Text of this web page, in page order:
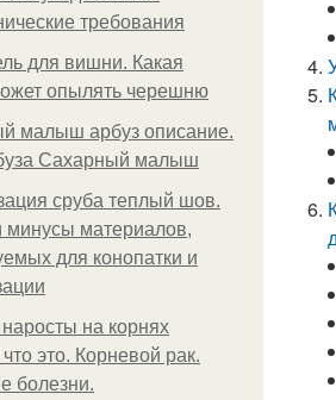
требования
для вишни. Какая
опылять черешню
малыш арбуз описание.
Сахарный малыш
сруба теплый шов.
материалов,
для конопатки и
на корнях
это. Корневой рак.
болезни.